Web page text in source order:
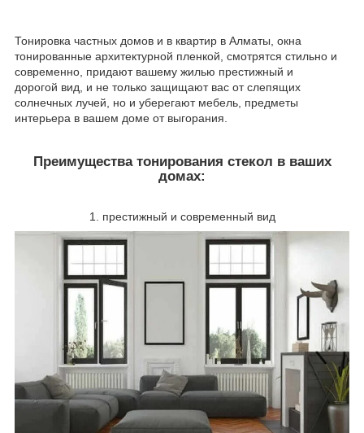
Тонировка частных домов и в квартир в Алматы, окна
тонированные архитектурной пленкой, смотрятся стильно и
современно, придают вашему жилью престижный и
дорогой вид, и не только защищают вас от слепящих
солнечных лучей, но и уберегают мебель, предметы
интерьера в вашем доме от выгорания.
Преимущества тонирования стекол в ваших
домах:
1. престижный и современный вид